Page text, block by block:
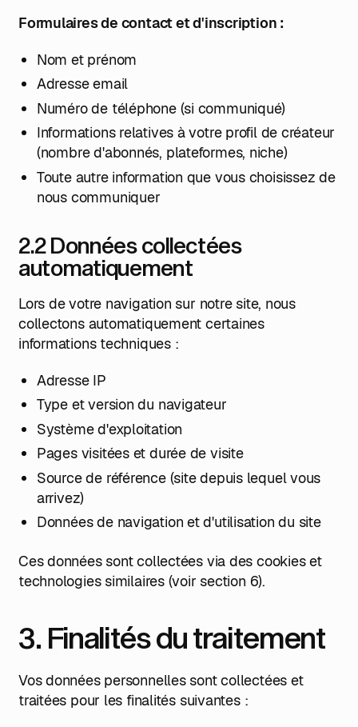
Formulaires de contact et d'inscription :
Nom et prénom
Adresse email
Numéro de téléphone (si communiqué)
Informations relatives à votre profil de créateur
(nombre d'abonnés, plateformes, niche)
Toute autre information que vous choisissez de
nous communiquer
2.2 Données collectées
automatiquement
Lors de votre navigation sur notre site, nous
collectons automatiquement certaines
informations techniques :
Adresse IP
Type et version du navigateur
Système d'exploitation
Pages visitées et durée de visite
Source de référence (site depuis lequel vous
arrivez)
Données de navigation et d'utilisation du site
Ces données sont collectées via des cookies et
technologies similaires (voir section 6).
3. Finalités du traitement
Vos données personnelles sont collectées et
traitées pour les finalités suivantes :